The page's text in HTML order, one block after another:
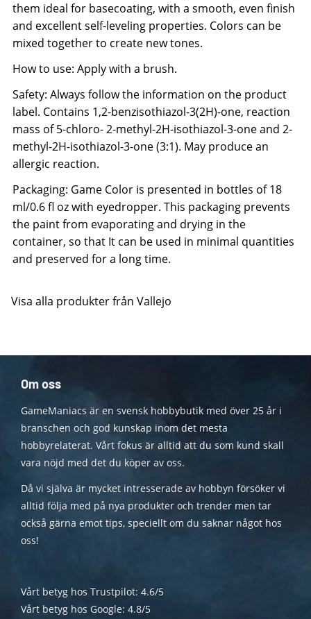
them ideal for basecoating, with a smooth, even finish
and excellent self-leveling properties. Colors can be
mixed together to create new tones.
How to use: Apply with a brush.
Safety: Always follow the information on the product
label. Contains 1,2-benzisothiazol-3(2H)-one, reaction
mass of 5-chloro- 2-methyl-2H-isothiazol-3-one and 2-
methyl-2H-isothiazol-3-one (3:1). May produce an
allergic reaction.
Packaging: Game Color is presented in bottles of 18
ml/0.6 fl oz with eyedropper. This packaging prevents
the paint from evaporating and drying in the
container, so that It can be used in minimal quantities
and preserved for a long time.
Visa alla produkter från Vallejo
Om oss
GameManiacs är en svensk hobbybutik med över 25 år i
branschen och god kunskap inom det mesta
hobbyrelaterat. Vårt fokus är alltid att du som kund skall
vara nöjd med det du köper av oss.
Då vi själva är mycket intresserade av hobbyn försöker vi
alltid följa med på nya produkter och trender men tar
också gärna emot tips, speciellt om du saknar något hos
oss!
Vårt betyg hos Trustpilot: 4.6/5
Vårt betyg hos Google: 4.8/5